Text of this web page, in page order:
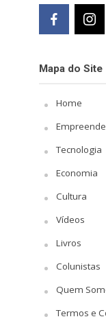
Mapa do Site
Home
Tecnologia
Economia
Cultura
Vídeos
Livros
Colunistas
Quem
Termos e